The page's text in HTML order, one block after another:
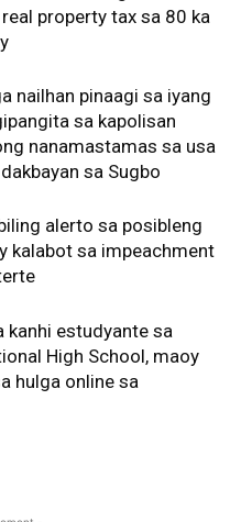
property tax sa 80 ka
nailhan pinaagi sa iyang
sa kapolisan
nanamastamas sa usa
sa Sugbo
alerto sa posibleng
kalabot sa impeachment
kanhi estudyante sa
High School, maoy
hulga online sa